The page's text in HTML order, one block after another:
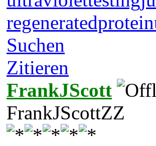
regeneratedprotein
Suchen
Zitieren
FrankJScott
FrankJScottZZ